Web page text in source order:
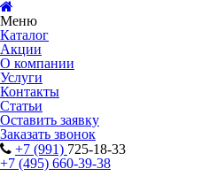
Меню
Каталог
Акции
О компании
Услуги
Контакты
Статьи
Оставить заявку
Заказать звонок
+7 (991) 725-18-33
+7 (495) 660-39-38